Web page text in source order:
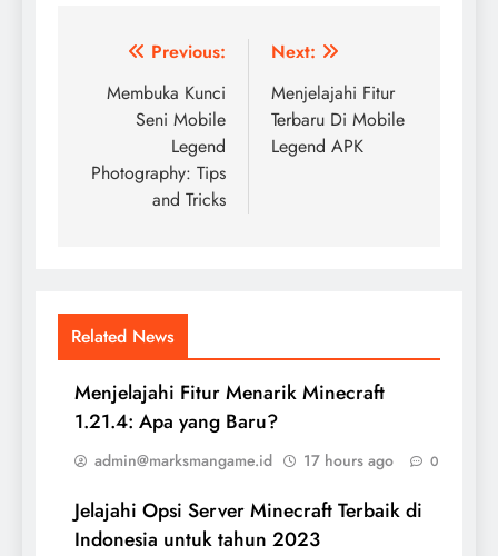
Post
navigation
Previous:
Membuka Kunci
Seni Mobile
Legend
Photography: Tips
and Tricks
Next:
Menjelajahi Fitur
Terbaru Di Mobile
Legend APK
Related News
Menjelajahi Fitur Menarik Minecraft
1.21.4: Apa yang Baru?
admin@marksmangame.id 17 hours ago 0
Jelajahi Opsi Server Minecraft Terbaik di
Indonesia untuk tahun 2023